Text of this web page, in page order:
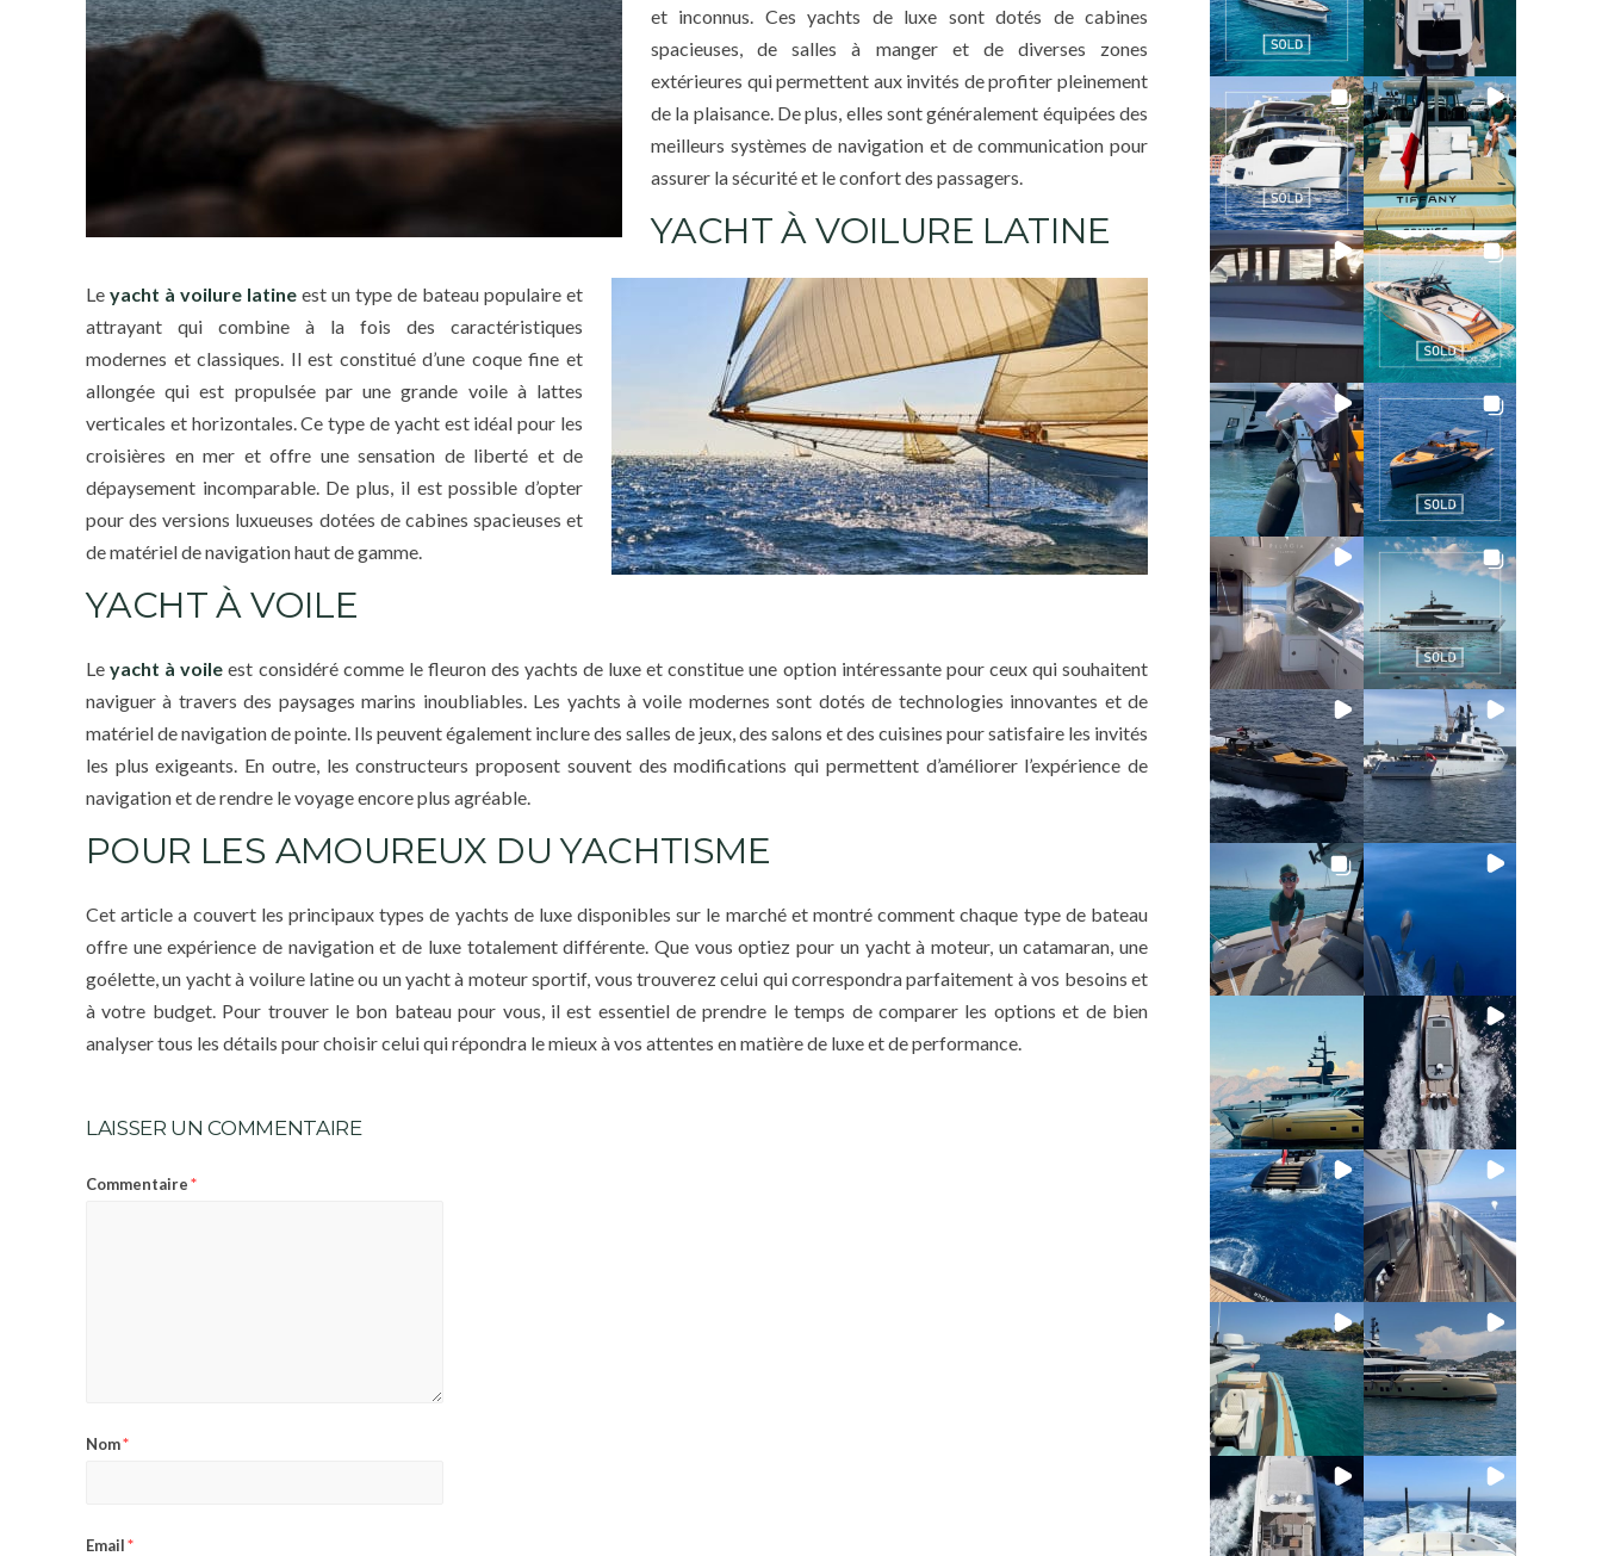
et inconnus. Ces yachts de luxe sont dotés de cabines
spacieuses, de salles à manger et de diverses zones
extérieures qui permettent aux invités de profiter pleinement
de la plaisance. De plus, elles sont généralement équipées des
meilleurs systèmes de navigation et de communication pour
assurer la sécurité et le confort des passagers.
YACHT À VOILURE LATINE
Le yacht à voilure latine est un type de bateau populaire et
attrayant qui combine à la fois des caractéristiques
modernes et classiques. Il est constitué d’une coque fine et
allongée qui est propulsée par une grande voile à lattes
verticales et horizontales. Ce type de yacht est idéal pour les
croisières en mer et offre une sensation de liberté et de
dépaysement incomparable. De plus, il est possible d’opter
pour des versions luxueuses dotées de cabines spacieuses et
de matériel de navigation haut de gamme.
YACHT À VOILE
Leyacht à voile est considéré comme le fleuron des yachts de luxe et constitue une option intéressante pour ceux qui souhaitent
naviguer à travers des paysages marins inoubliables. Les yachts à voile modernes sont dotés de technologies innovantes et de
matériel de navigation de pointe. Ils peuvent également inclure des salles de jeux, des salons et des cuisines pour satisfaire les invités
les plus exigeants. En outre, les constructeurs proposent souvent des modifications qui permettent d’améliorer l’expérience de
navigation et de rendre le voyage encore plus agréable.
POUR LES AMOUREUX DU YACHTISME
Cet article a couvert les principaux types de yachts de luxe disponibles sur le marché et montré comment chaque type de bateau
offre une expérience de navigation et de luxe totalement différente. Que vous optiez pour un yacht à moteur, un catamaran, une
goélette, un yacht à voilure latine ou un yacht à moteur sportif, vous trouverez celui qui correspondra parfaitement à vos besoins et
à votre budget. Pour trouver le bon bateau pour vous, il est essentiel de prendre le temps de comparer les options et de bien
analyser tous les détails pour choisir celui qui répondra le mieux à vos attentes en matière de luxe et de performance.
LAISSER UN COMMENTAIRE
Commentaire*
Nom*
Email*